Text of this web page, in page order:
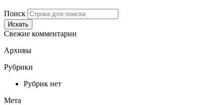
Поиск
Искать
Свежие комментарии
Архивы
Рубрики
Рубрик нет
Мета